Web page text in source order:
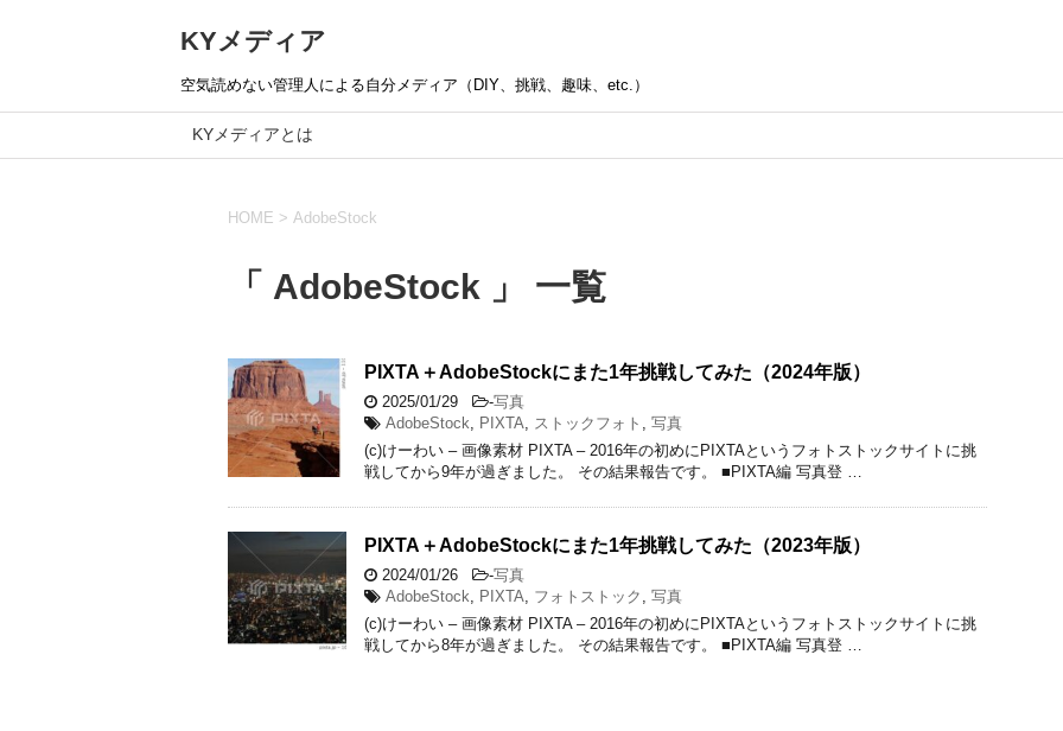
KYメディア
空気読めない管理人による自分メディア（DIY、挑戦、趣味、etc.）
KYメディアとは
HOME > AdobeStock
「 AdobeStock 」 一覧
PIXTA＋AdobeStockにまた1年挑戦してみた（2024年版）
2025/01/29 -写真
AdobeStock, PIXTA, ストックフォト , 写真
(c)けーわい – 画像素材 PIXTA – 2016年の初めにPIXTAというフォトストックサイトに挑
戦してから9年が過ぎました。 その結果報告です。 ■PIXTA編 写真登 …
PIXTA＋AdobeStockにまた1年挑戦してみた（2023年版）
2024/01/26 -写真
AdobeStock, PIXTA, フォトストック , 写真
(c)けーわい – 画像素材 PIXTA – 2016年の初めにPIXTAというフォトストックサイトに挑
戦してから8年が過ぎました。 その結果報告です。 ■PIXTA編 写真登 …